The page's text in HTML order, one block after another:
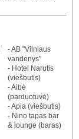
- AB "Vilniaus
vandenys"
- Hotel Narutis
(viešbutis)
- Aibė
(parduotuvė)
- Apia (viešbutis)
- Nino tapas bar
& lounge (baras)